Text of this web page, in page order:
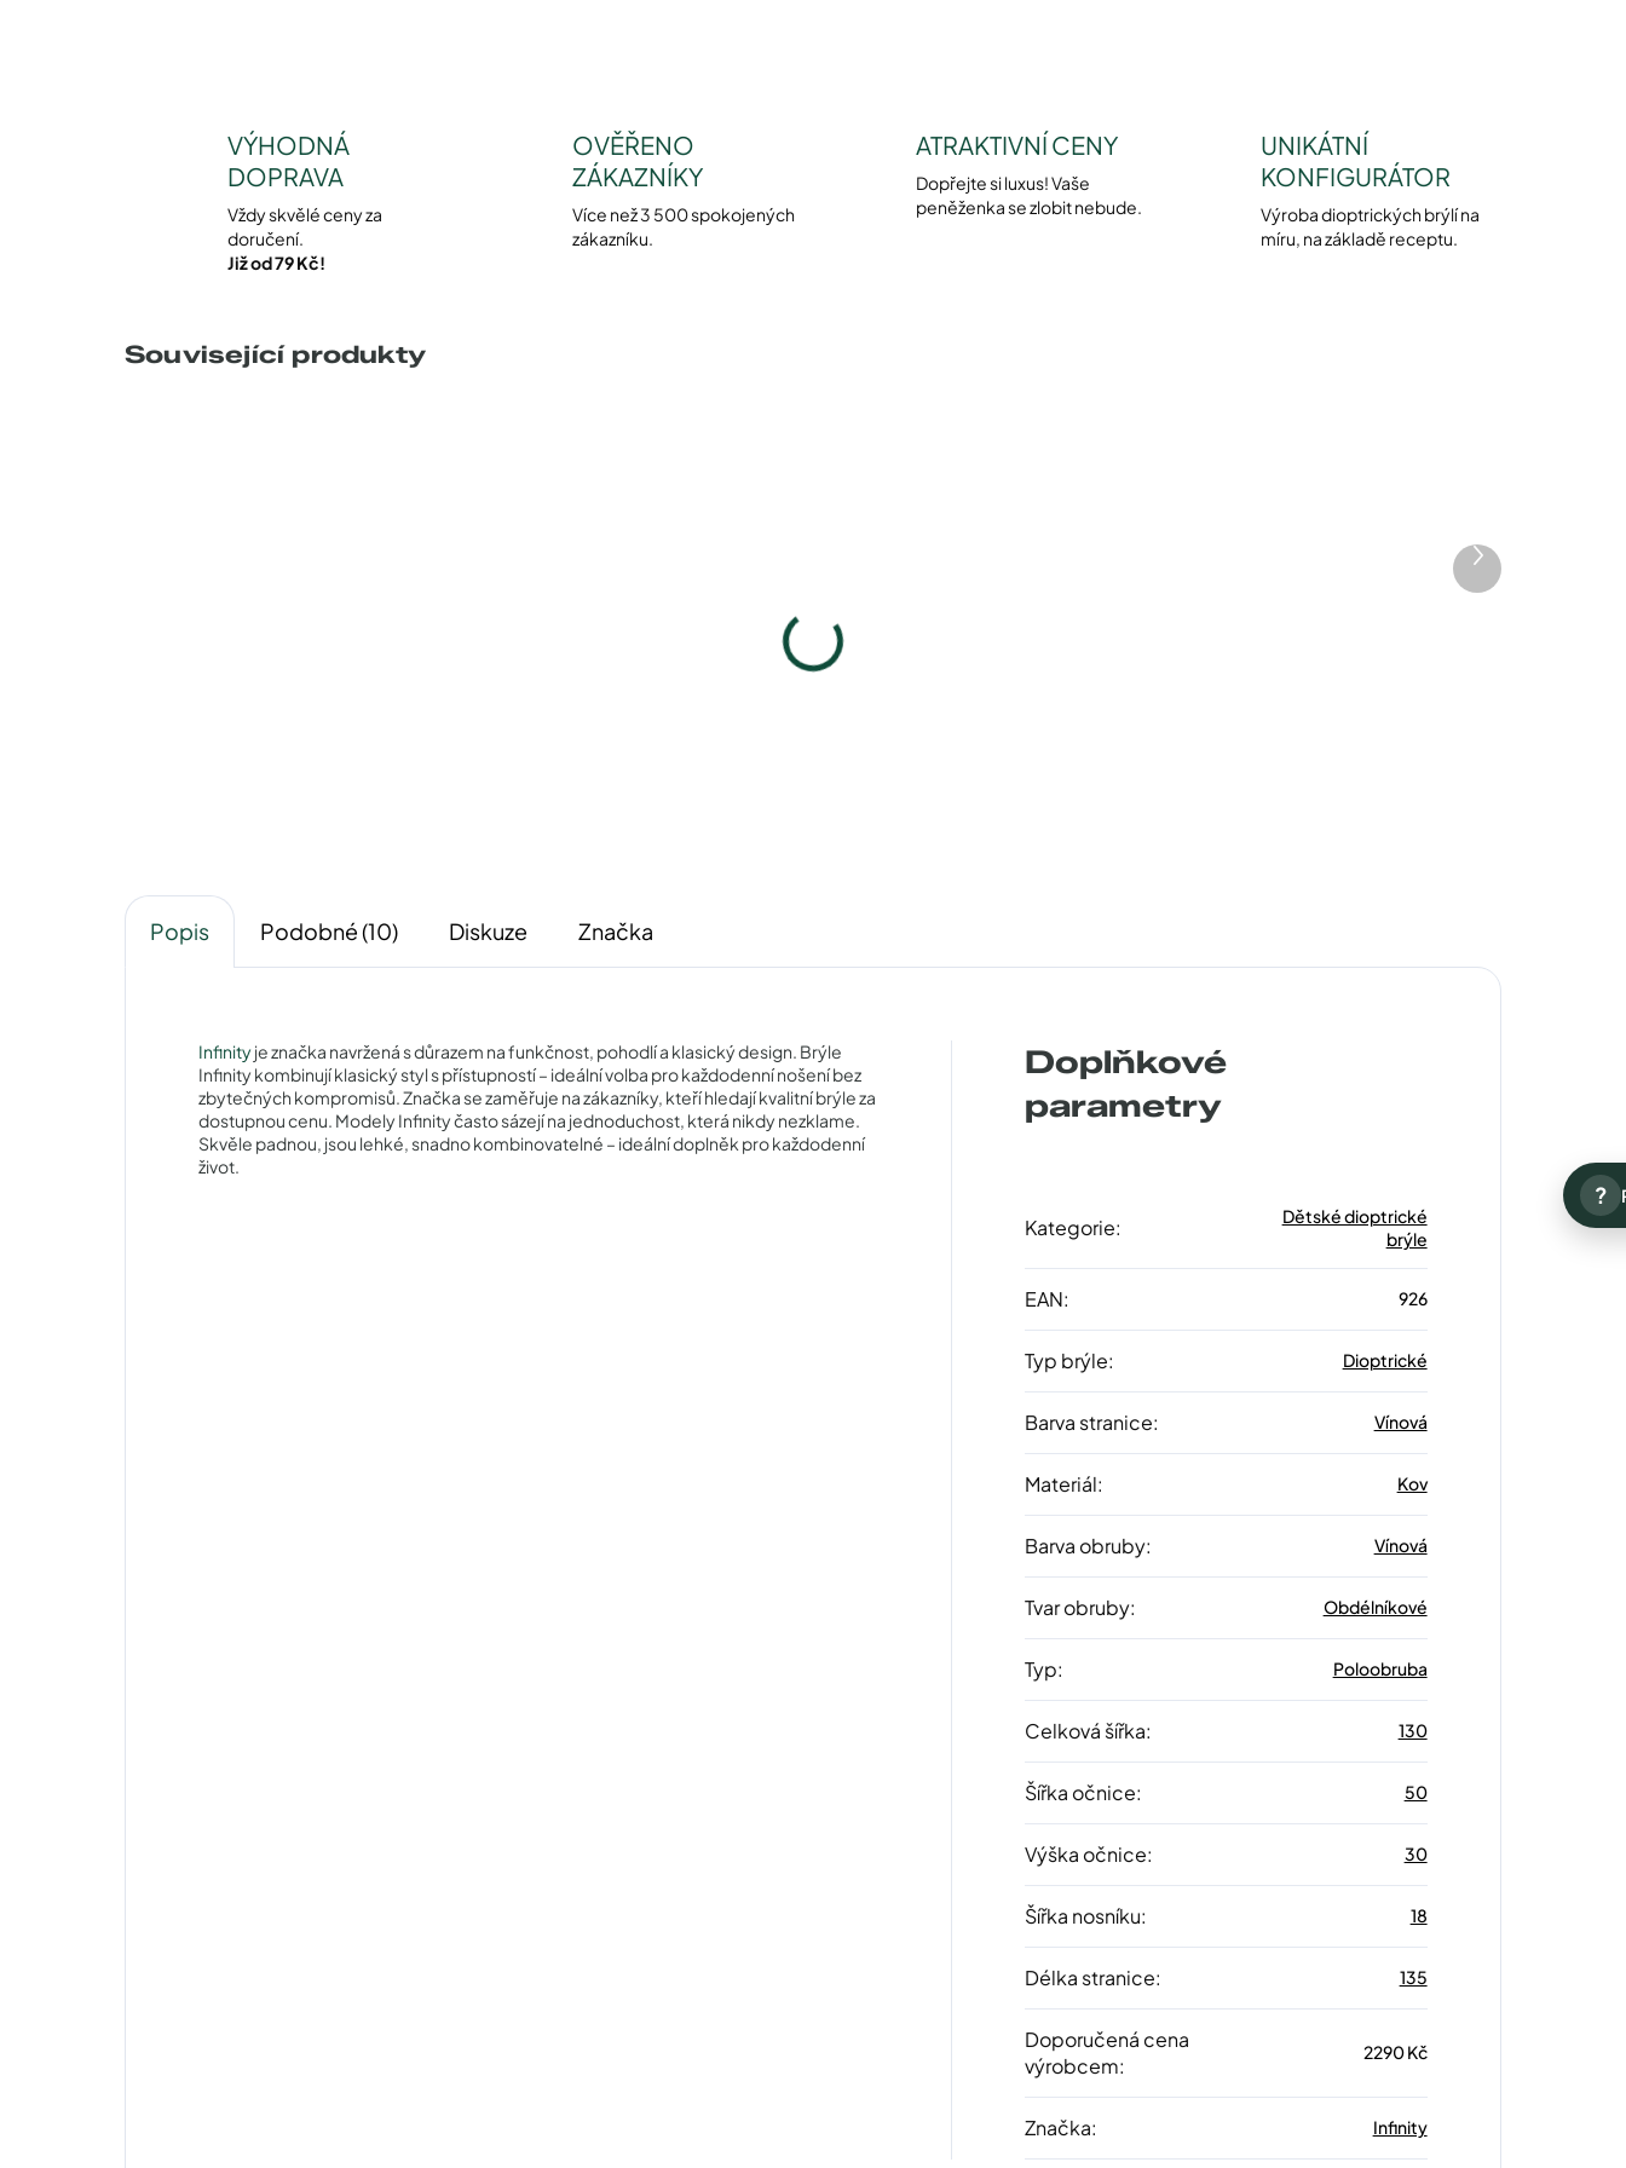
VÝHODNÁ
DOPRAVA
Vždy skvělé ceny za
doručení.
Již od 79 Kč!
OVĚŘENO
ZÁKAZNÍKY
Více než 3 500 spokojených
zákazníku.
ATRAKTIVNÍ CENY
Dopřejte si luxus! Vaše
peněženka se zlobit nebude.
UNIKÁTNÍ
KONFIGURÁTOR
Výroba dioptrických brýlí na
míru, na základě receptu.
Související produkty
Další
produkt
Popis Podobné (10) Diskuze Značka
Infinityje značka navržená s důrazem na funkčnost, pohodlí a klasický design. Brýle
Infinity kombinují klasický styl s přístupností – ideální volba pro každodenní nošení bez
zbytečných kompromisů. Značka se zaměřuje na zákazníky, kteří hledají kvalitní brýle za
dostupnou cenu. Modely Infinity často sázejí na jednoduchost, která nikdy nezklame.
Skvěle padnou, jsou lehké, snadno kombinovatelné – ideální doplněk pro každodenní
život.
Doplňkové
parametry
Kategorie:
Dětské dioptrické
brýle
EAN: 926
Typ brýle: Dioptrické
Barva stranice: Vínová
Materiál: Kov
Barva obruby: Vínová
Tvar obruby: Obdélníkové
Typ: Poloobruba
Celková šířka: 130
Šířka očnice: 50
Výška očnice: 30
Šířka nosníku: 18
Délka stranice: 135
Doporučená cena
výrobcem:
2290 Kč
Značka: Infinity
?